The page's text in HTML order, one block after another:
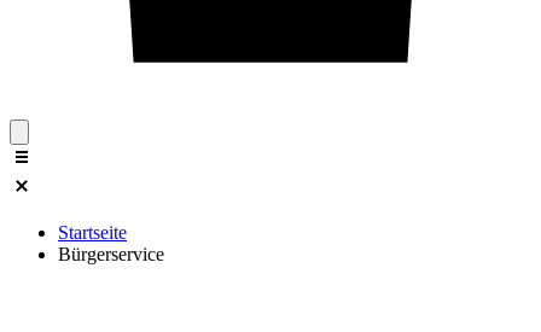
Startseite
Bürgerservice